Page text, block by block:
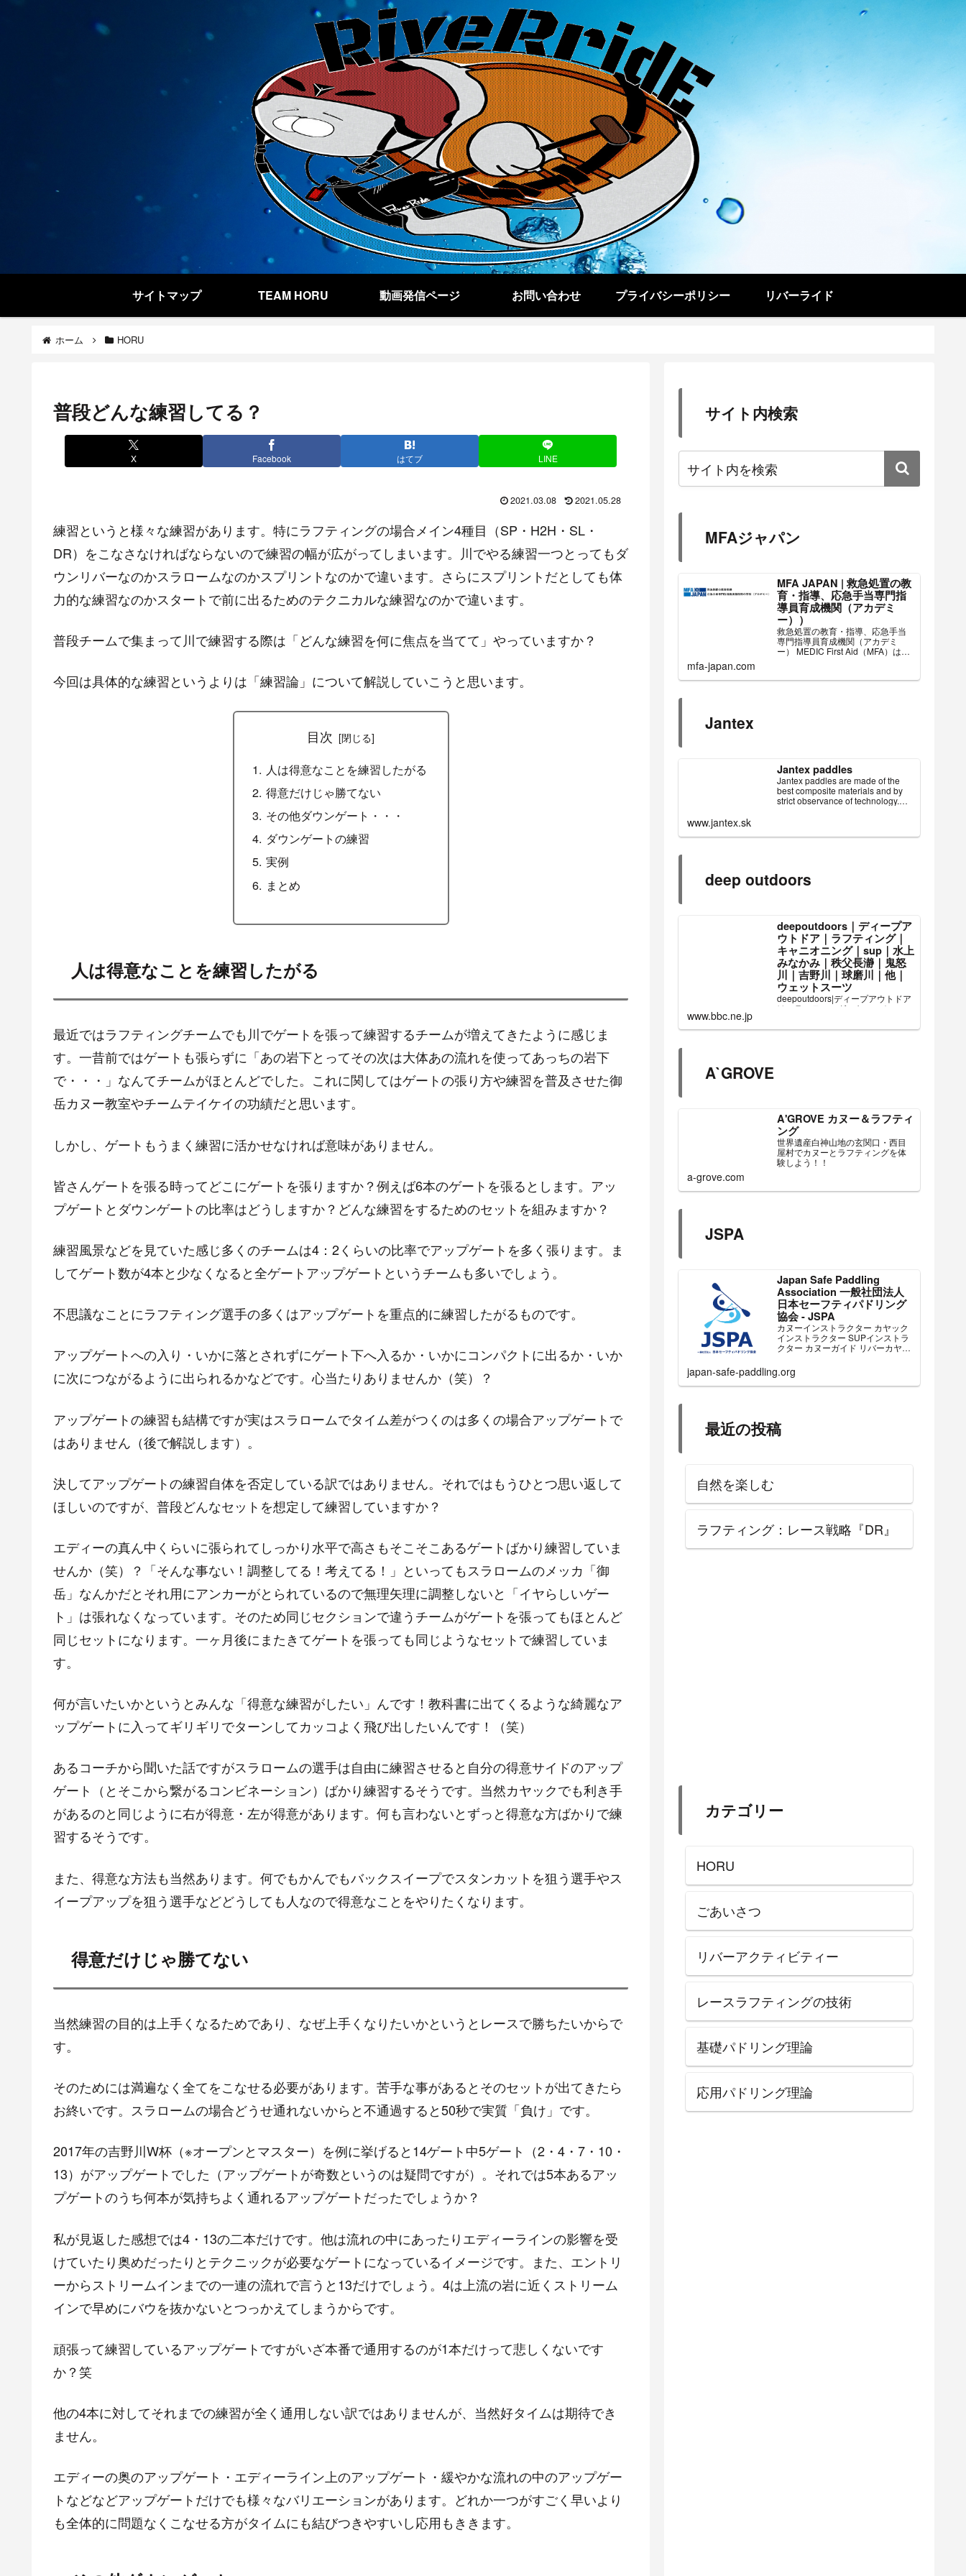
サイトマップ TEAM HORU 動画発信ページ お問い合わせ プライバシーポリシー リバーライド
ホーム HORU
普段どんな練習してる？
X Facebook はてブ LINE
2021.03.08 2021.05.28
練習というと様々な練習があります。特にラフティングの場合メイン4種目（SP・H2H・SL・
DR）をこなさなければならないので練習の幅が広がってしまいます。川でやる練習一つとってもダ
ウンリバーなのかスラロームなのかスプリントなのかで違います。さらにスプリントだとしても体
力的な練習なのかスタートで前に出るためのテクニカルな練習なのかで違います。
普段チームで集まって川で練習する際は「どんな練習を何に焦点を当てて」やっていますか？
今回は具体的な練習というよりは「練習論」について解説していこうと思います。
目次
人は得意なことを練習したがる
得意だけじゃ勝てない
その他ダウンゲート・・・
ダウンゲートの練習
実例
まとめ
人は得意なことを練習したがる
最近ではラフティングチームでも川でゲートを張って練習するチームが増えてきたように感じま
す。一昔前ではゲートも張らずに「あの岩下とってその次は大体あの流れを使ってあっちの岩下
で・・・」なんてチームがほとんどでした。これに関してはゲートの張り方や練習を普及させた御
岳カヌー教室やチームテイケイの功績だと思います。
しかし、ゲートもうまく練習に活かせなければ意味がありません。
皆さんゲートを張る時ってどこにゲートを張りますか？例えば6本のゲートを張るとします。アッ
プゲートとダウンゲートの比率はどうしますか？どんな練習をするためのセットを組みますか？
練習風景などを見ていた感じ多くのチームは4：2くらいの比率でアップゲートを多く張ります。ま
してゲート数が4本と少なくなると全ゲートアップゲートというチームも多いでしょう。
不思議なことにラフティング選手の多くはアップゲートを重点的に練習したがるものです。
アップゲートへの入り・いかに落とされずにゲート下へ入るか・いかにコンパクトに出るか・いか
に次につながるように出られるかなどです。心当たりありませんか（笑）？
アップゲートの練習も結構ですが実はスラロームでタイム差がつくのは多くの場合アップゲートで
はありません（後で解説します）。
決してアップゲートの練習自体を否定している訳ではありません。それではもうひとつ思い返して
ほしいのですが、普段どんなセットを想定して練習していますか？
エディーの真ん中くらいに張られてしっかり水平で高さもそこそこあるゲートばかり練習していま
せんか（笑）？「そんな事ない！調整してる！考えてる！」といってもスラロームのメッカ「御
岳」なんかだとそれ用にアンカーがとられているので無理矢理に調整しないと「イヤらしいゲー
ト」は張れなくなっています。そのため同じセクションで違うチームがゲートを張ってもほとんど
同じセットになります。一ヶ月後にまたきてゲートを張っても同じようなセットで練習していま
す。
何が言いたいかというとみんな「得意な練習がしたい」んです！教科書に出てくるような綺麗なア
ップゲートに入ってギリギリでターンしてカッコよく飛び出したいんです！（笑）
あるコーチから聞いた話ですがスラロームの選手は自由に練習させると自分の得意サイドのアップ
ゲート（とそこから繋がるコンビネーション）ばかり練習するそうです。当然カヤックでも利き手
があるのと同じように右が得意・左が得意があります。何も言わないとずっと得意な方ばかりで練
習するそうです。
また、得意な方法も当然あります。何でもかんでもバックスイープでスタンカットを狙う選手やス
イープアップを狙う選手などどうしても人なので得意なことをやりたくなります。
得意だけじゃ勝てない
当然練習の目的は上手くなるためであり、なぜ上手くなりたいかというとレースで勝ちたいからで
す。
そのためには満遍なく全てをこなせる必要があります。苦手な事があるとそのセットが出てきたら
お終いです。スラロームの場合どうせ通れないからと不通過すると50秒で実質「負け」です。
2017年の吉野川W杯（※オープンとマスター）を例に挙げると14ゲート中5ゲート（2・4・7・10・
13）がアップゲートでした（アップゲートが奇数というのは疑問ですが）。それでは5本あるアッ
プゲートのうち何本が気持ちよく通れるアップゲートだったでしょうか？
私が見返した感想では4・13の二本だけです。他は流れの中にあったりエディーラインの影響を受
けていたり奥めだったりとテクニックが必要なゲートになっているイメージです。また、エントリ
ーからストリームインまでの一連の流れで言うと13だけでしょう。4は上流の岩に近くストリーム
インで早めにバウを抜かないとつっかえてしまうからです。
頑張って練習しているアップゲートですがいざ本番で通用するのが1本だけって悲しくないです
か？笑
他の4本に対してそれまでの練習が全く通用しない訳ではありませんが、当然好タイムは期待でき
ません。
エディーの奥のアップゲート・エディーライン上のアップゲート・緩やかな流れの中のアップゲー
トなどなどアップゲートだけでも様々なバリエーションがあります。どれか一つがすごく早いより
も全体的に問題なくこなせる方がタイムにも結びつきやすいし応用もききます。
サイト内検索
MFAジャパン
MFA JAPAN | 救急処置の教
育・指導、応急手当専門指
導員育成機関（アカデミ
ー））
救急処置の教育・指導、応急手当
専門指導員育成機関（アカデミ
ー） MEDIC First Aid（MFA）は救
当の訓練プログラムです。
mfa-japan.com
Jantex
Jantex paddles
Jantex paddles are made of the
best composite materials and by
strict observance of technology.
www.jantex.sk
deep outdoors
deepoutdoors｜ディープア
ウトドア｜ラフティング｜
キャニオニング｜sup｜水上
みなかみ｜秩父長瀞｜鬼怒
川｜吉野川｜球磨川｜他｜
ウェットスーツ
deepoutdoors|ディープアウトドア
は、ラフティング、キャニオニン
ット、ウエットスーツ、その他ア
www.bbc.ne.jp
A`GROVE
A'GROVE カヌー＆ラフティ
ング
世界遺産白神山地の玄関口・西目
屋村でカヌーとラフティングを体
験しよう！！
a-grove.com
JSPA
Japan Safe Paddling
Association 一般社団法人
日本セーフティパドリング
協会 - JSPA
カヌーインストラクター カヤック
インストラクター SUPインストラ
クター カヌーガイド リバーカヤッ
japan-safe-paddling.org
最近の投稿
自然を楽しむ
ラフティング：レース戦略『DR』
カテゴリー
HORU
ごあいさつ
リバーアクティビティー
レースラフティングの技術
基礎パドリング理論
応用パドリング理論